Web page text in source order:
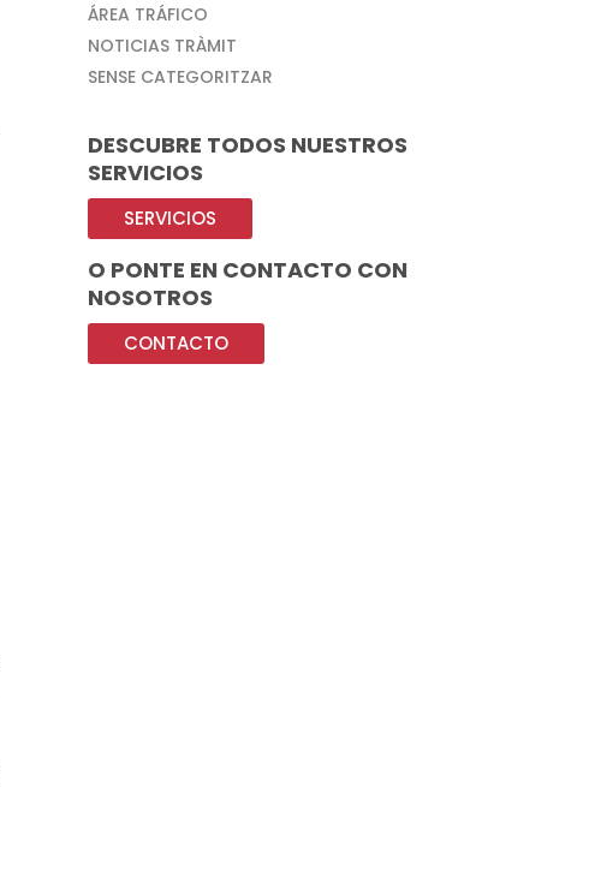
ÁREA TRÁFICO
NOTICIAS TRÀMIT
SENSE CATEGORITZAR
DESCUBRE TODOS NUESTROS
SERVICIOS
SERVICIOS
O PONTE EN CONTACTO CON
NOSOTROS
CONTACTO